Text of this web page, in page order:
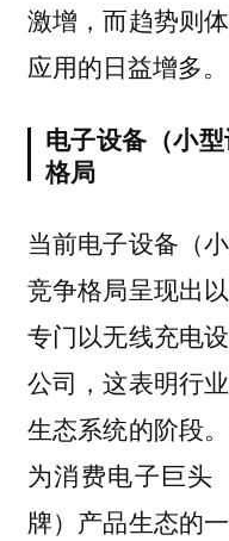
激增，而趋势则
应用的日益增多。
电子设备（小
格局
当前电子设备（
竞争格局呈现出
专门以无线充电
公司，这表明行
生态系统的阶段
为消费电子巨头
牌）产品生态的